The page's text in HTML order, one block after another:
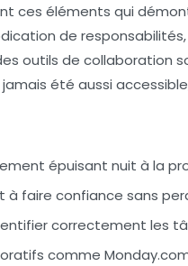
ces éléments qui
de
outils de collaboration
été aussi
épuisant nuit à la
à faire confiance sans
correctement les
comme